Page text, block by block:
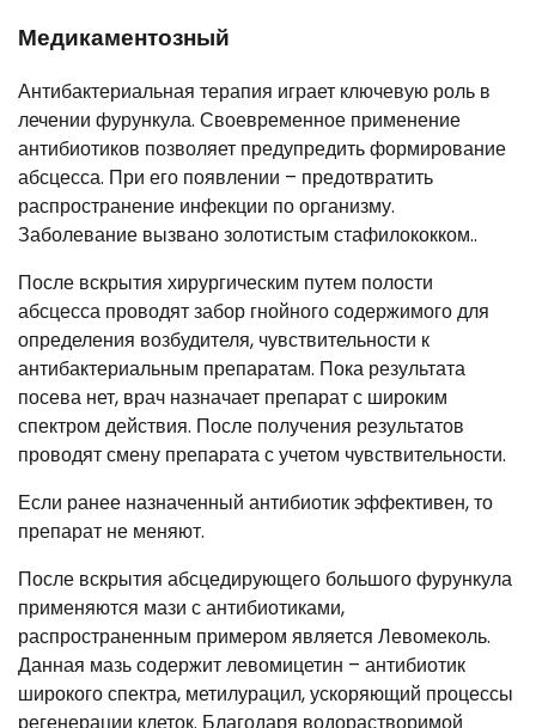
Медикаментозный
Антибактериальная терапия играет ключевую роль в
лечении фурункула. Своевременное применение
антибиотиков позволяет предупредить формирование
абсцесса. При его появлении – предотвратить
распространение инфекции по организму.
Заболевание вызвано золотистым стафилококком..
После вскрытия хирургическим путем полости
абсцесса проводят забор гнойного содержимого для
определения возбудителя, чувствительности к
антибактериальным препаратам. Пока результата
посева нет, врач назначает препарат с широким
спектром действия. После получения результатов
проводят смену препарата с учетом чувствительности.
Если ранее назначенный антибиотик эффективен, то
препарат не меняют.
После вскрытия абсцедирующего большого фурункула
применяются мази с антибиотиками,
распространенным примером является Левомеколь.
Данная мазь содержит левомицетин – антибиотик
широкого спектра, метилурацил, ускоряющий процессы